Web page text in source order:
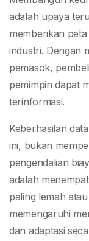
adalah upaya
memberikan
industri. Dengan
pemasok,
pemimpin dapat
terinformasi.
Keberhasilan
ini, bukan
pengendalian
adalah
paling lemah
memengaruhi
dan adaptasi